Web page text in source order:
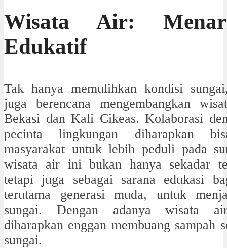
Wisata Air:
Edukatif
Tak hanya memulihkan kondisi
juga berencana mengembangkan
Bekasi dan Kali Cikeas. Kolaborasi
pecinta lingkungan diharapkan
masyarakat untuk lebih peduli pada
wisata air ini bukan hanya sekadar
tetapi juga sebagai sarana edukasi
terutama generasi muda, untuk
sungai. Dengan adanya wisata
diharapkan enggan membuang sampah
sungai.